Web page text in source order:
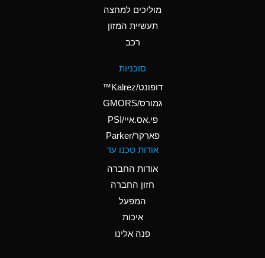
Ammonium Nitrite
Ammonium Persulfate
Ammonium Phosphate
A
Ammonium Sulfate
A
Amyl Acetate (Banana
מוליכים למחצה
תעשיית המזון
רכב
סוכניות
דופונט/Kalrez™
גמורס/GMORS
פי.אס.איי/PSI
פארקר/Parker
אודות טכנו עד
אודות החברה
חזון החברה
המפעל
איכות
פנה אלינו